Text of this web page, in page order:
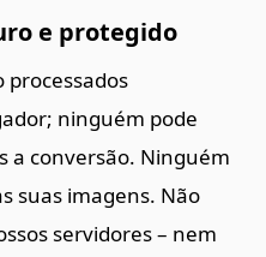
e protegido
processados
ninguém pode
a conversão. Ninguém
suas imagens. Não
servidores – nem